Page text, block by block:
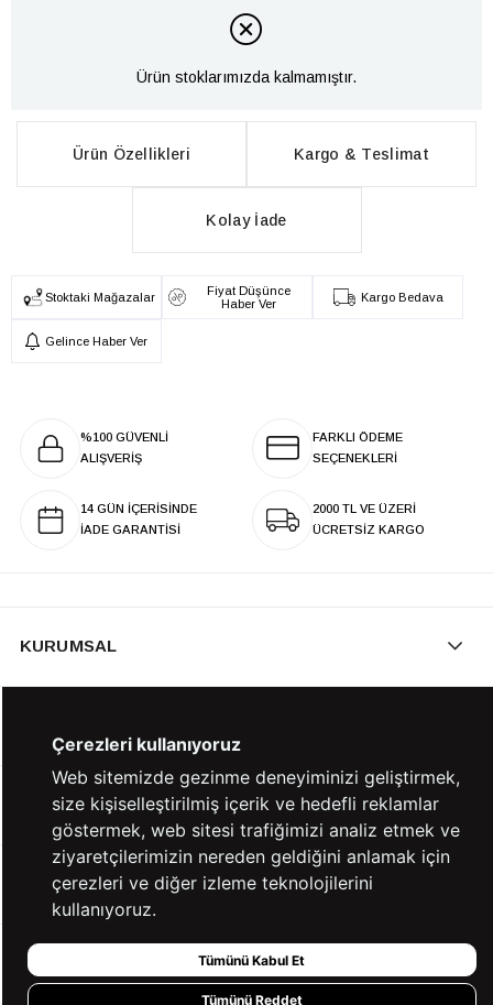
Ürün stoklarımızda kalmamıştır.
Ürün Özellikleri Kargo & Teslimat
Kolay İade
Stoktaki Mağazalar
Fiyat Düşünce
Haber Ver
Kargo Bedava
Gelince Haber Ver
%100 GÜVENLİ
ALIŞVERİŞ
FARKLI ÖDEME
SEÇENEKLERİ
14 GÜN İÇERİSİNDE
İADE GARANTİSİ
2000 TL VE ÜZERİ
ÜCRETSİZ KARGO
KURUMSAL
YARDIM
BİZE ULAŞIN
HIZLI ERİŞİM
Çerezleri kullanıyoruz
Web sitemizde gezinme deneyiminizi geliştirmek,
size kişiselleştirilmiş içerik ve hedefli reklamlar
göstermek, web sitesi trafiğimizi analiz etmek ve
ziyaretçilerimizin nereden geldiğini anlamak için
çerezleri ve diğer izleme teknolojilerini
kullanıyoruz.
Tümünü Kabul Et
Tümünü Reddet